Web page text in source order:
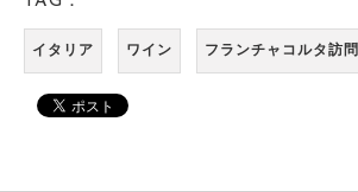
イタリア ワイン フランチャコルタ訪問